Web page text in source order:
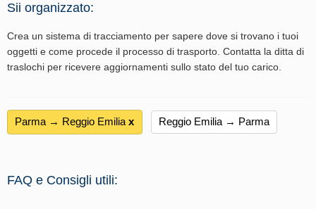
Sii organizzato:
Crea un sistema di tracciamento per sapere dove si trovano i tuoi
oggetti e come procede il processo di trasporto. Contatta la ditta di
traslochi per ricevere aggiornamenti sullo stato del tuo carico.
Parma → Reggio Emilia х Reggio Emilia → Parma
FAQ e Consigli utili: